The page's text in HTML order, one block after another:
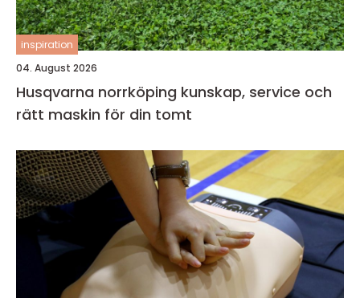
inspiration
04. August 2026
Husqvarna norrköping kunskap, service och
rätt maskin för din tomt